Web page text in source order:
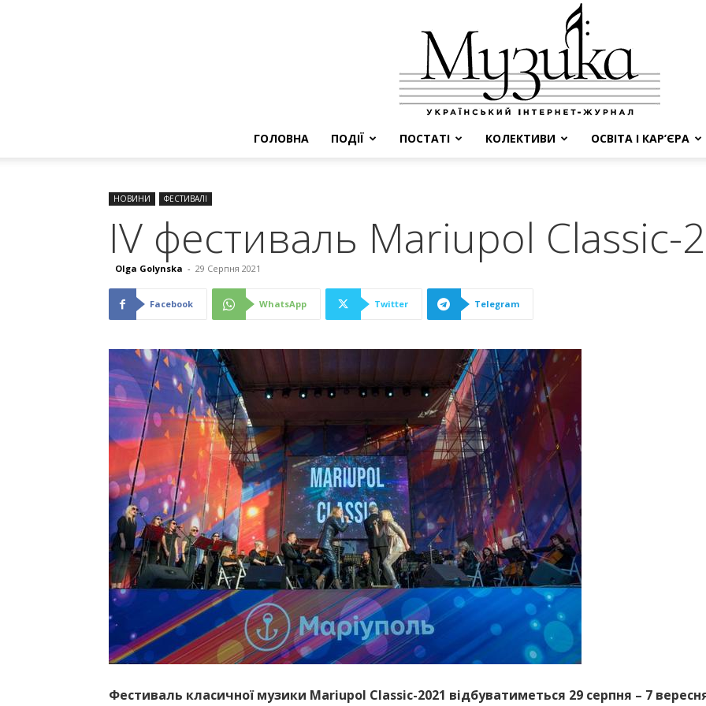
ГОЛОВНА ПОДІЇ ПОСТАТІ КОЛЕКТИВИ ОСВІТА І КАР’ЄРА
НОВИНИ ФЕСТИВАЛІ
ІV фестиваль Mariupol Сlassic-
Olga Golynska - 29 Серпня 2021
Facebook WhatsApp Twitter Telegram
Фестиваль класичної музики Mariupol Сlassic-2021 відбуватиметься 29 серпня – 7